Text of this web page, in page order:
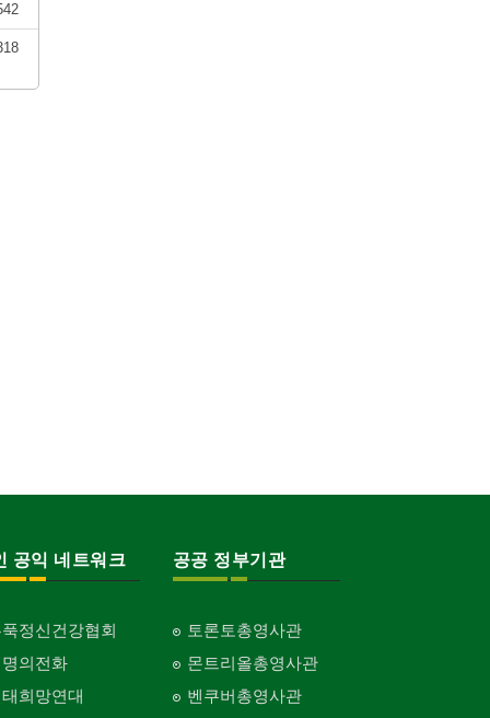
공익 네트워크
정신건강협회
의전화
희망연대
공공 정부기관
토론토총영사관
몬트리올총영사관
벤쿠버총영사관